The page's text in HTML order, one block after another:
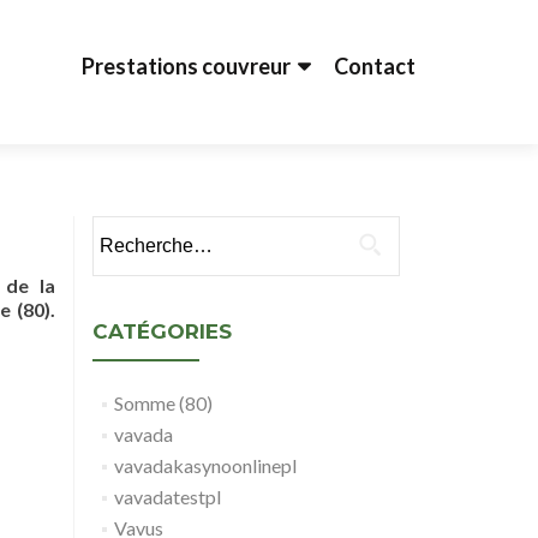
Prestations couvreur Contact
de la
(80).
CATÉGORIES
Somme (80)
vavada
vavadakasynoonlinepl
vavadatestpl
Vavus